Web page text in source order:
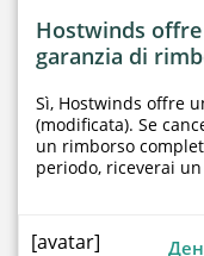
Hostwinds
garanzia di
Sì, Hostwinds offre
(modificata). Se
un rimborso
periodo, riceverai
[avatar]